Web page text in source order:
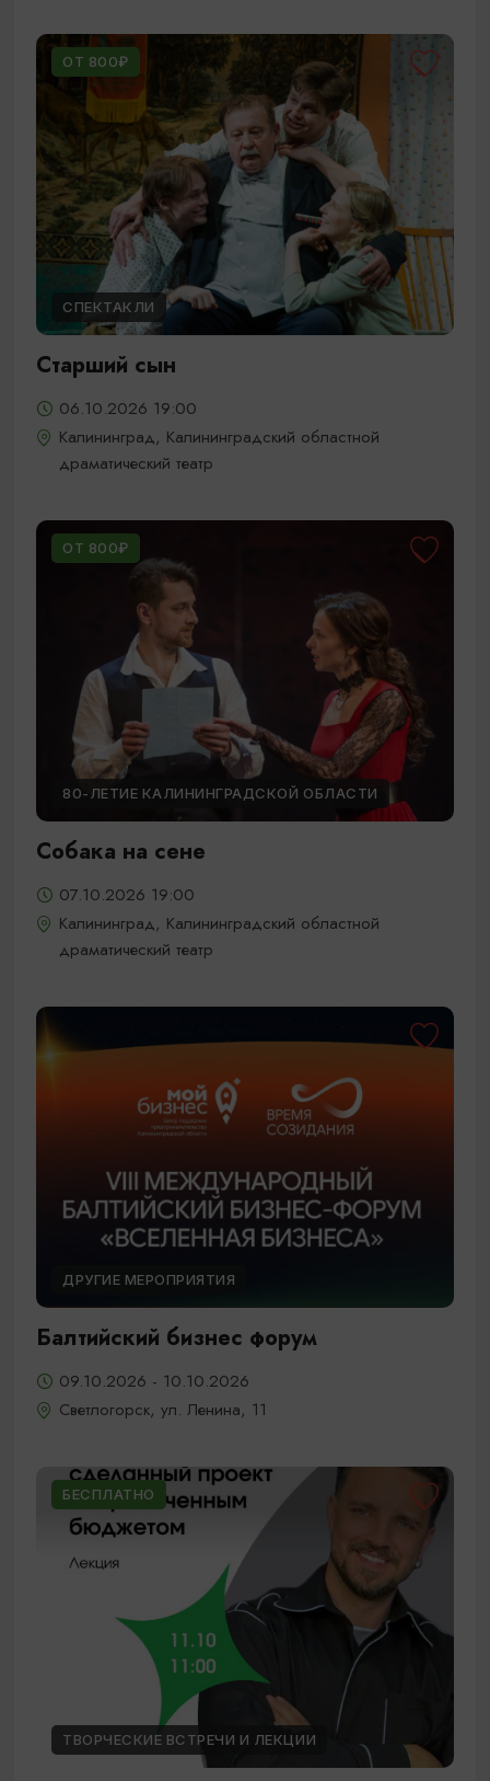
ОТ 800₽
СПЕКТАКЛИ
Старший сын
06.10.2026 19:00
Калининград, Калининградский областной
драматический театр
ОТ 800₽
80-ЛЕТИЕ КАЛИНИНГРАДСКОЙ ОБЛАСТИ
Собака на сене
07.10.2026 19:00
Калининград, Калининградский областной
драматический театр
ДРУГИЕ МЕРОПРИЯТИЯ
Балтийский бизнес форум
09.10.2026 - 10.10.2026
Светлогорск, ул. Ленина, 11
БЕСПЛАТНО
ТВОРЧЕСКИЕ ВСТРЕЧИ И ЛЕКЦИИ